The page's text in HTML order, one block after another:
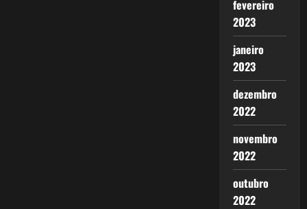
fevereiro
2023
janeiro
2023
dezembro
2022
novembro
2022
outubro
2022